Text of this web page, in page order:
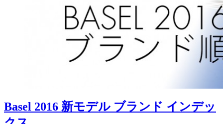
Basel 2016 新モデル ブランド インデッ